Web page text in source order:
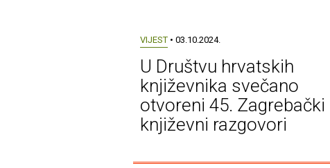
VIJEST• 03.10.2024.
U Društvu hrvatskih
književnika svečano
otvoreni 45. Zagrebački
književni razgovori